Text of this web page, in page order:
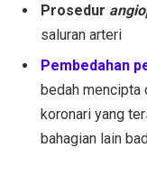
Prosedur
saluran arteri
Pembedahan
bedah mencipta
koronari yang
bahagian lain